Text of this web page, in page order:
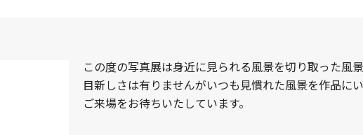
この度の写真展は身近に見られる風景を切り取った風
目新しさは有りませんがいつも見慣れた風景を作品にい
ご来場をお待ちいたしています。